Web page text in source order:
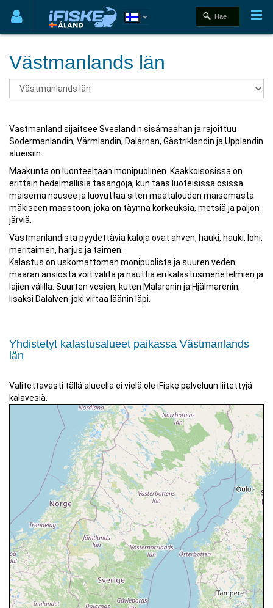
Västmanlands län
Västmanland sijaitsee Svealandin sisämaahan ja rajoittuu
Södermanlandin, Värmlandin, Dalarnan, Gästriklandin ja Upplandin
alueisiin.
Maakunta on luonteeltaan monipuolinen. Kaakkoisosissa on
erittäin hedelmällisiä tasangoja, kun taas luoteisissa osissa
maisema nousee ja luovuttaa siten maatalouden maisemasta
mäkiseen maastoon, joka on täynnä korkeuksia, metsiä ja paljon
järviä.
Västmanlandista pyydettäviä kaloja ovat ahven, hauki, hauki, lohi,
meritaimen, harjus ja taimen.
Kalastus on uskomattoman monipuolista ja suuren veden
määrän ansiosta voit valita ja nauttia eri kalastusmenetelmien ja
lajien välillä. Suurten vesien, kuten Mälarenin ja Hjälmarenin,
lisäksi Dalälven-joki virtaa läänin läpi.
Yhdistetyt kalastusalueet paikassa Västmanlands
län
Valitettavasti tällä alueella ei vielä ole iFiske palveluun liitettyjä
kalavesiä.